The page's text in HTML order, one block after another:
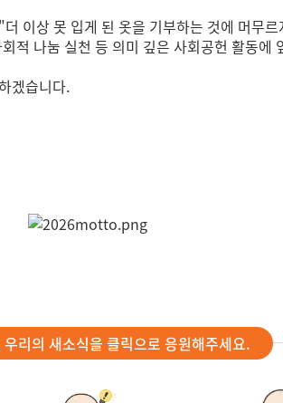
이상 못 입게 된 옷을 기부하는 것에 머무
적 나눔 실천 등 의미 깊은 사회공헌 활동
겠습니다.
리의 새소식을 클릭으로 응원해주세요.